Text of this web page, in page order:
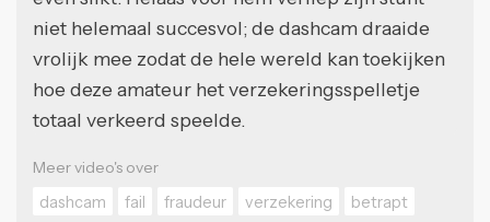
niet helemaal succesvol; de dashcam draaide
vrolijk mee zodat de hele wereld kan toekijken
hoe deze amateur het verzekeringsspelletje
totaal verkeerd speelde.
Meer video's over
dashcam
fail fraudeur verzekering betrapt